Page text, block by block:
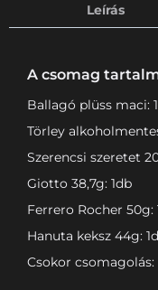
Leírás
A csomag
Ballagó plüss maci:
Törley
Szerencsi szeretet
Giotto 38,7g: 1db
Ferrero Rocher 50g:
Hanuta keksz 44g:
Csokor csomagolás: